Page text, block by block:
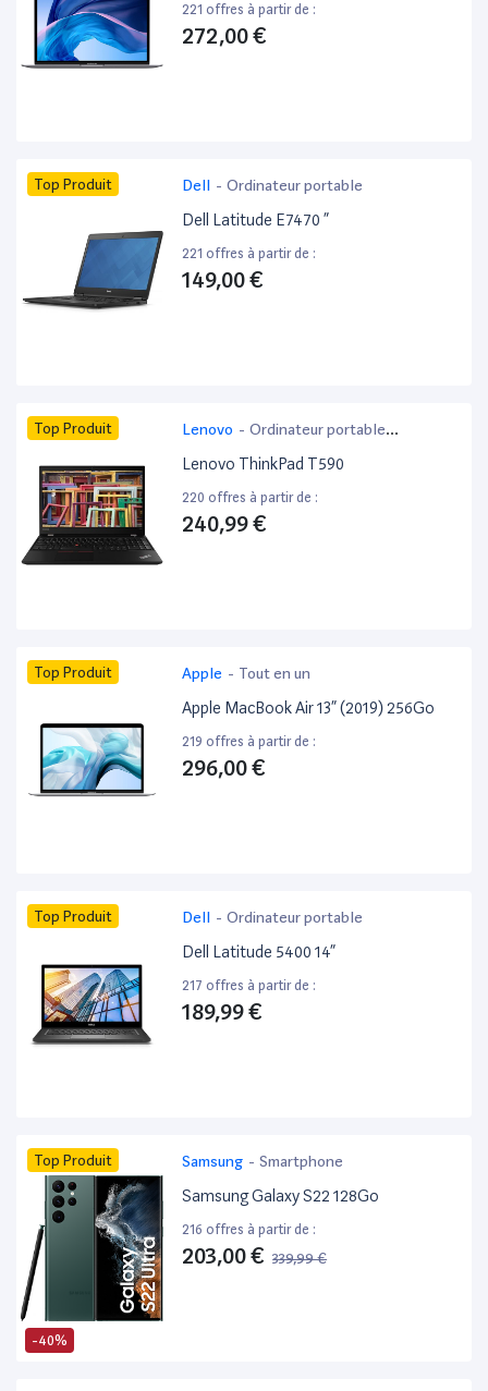
221 offres à partir de :
272,00 €
Top Produit Dell - Ordinateur portable
Dell Latitude E7470 ”
221 offres à partir de :
149,00 €
Top Produit Lenovo - Ordinateur portable
bureautique
Lenovo ThinkPad T590
220 offres à partir de :
240,99 €
Top Produit Apple - Tout en un
Apple MacBook Air 13” (2019) 256Go
219 offres à partir de :
296,00 €
Top Produit Dell - Ordinateur portable
Dell Latitude 5400 14”
217 offres à partir de :
189,99 €
-40%
Top Produit Samsung - Smartphone
Samsung Galaxy S22 128Go
216 offres à partir de :
203,00 € 339,99 €